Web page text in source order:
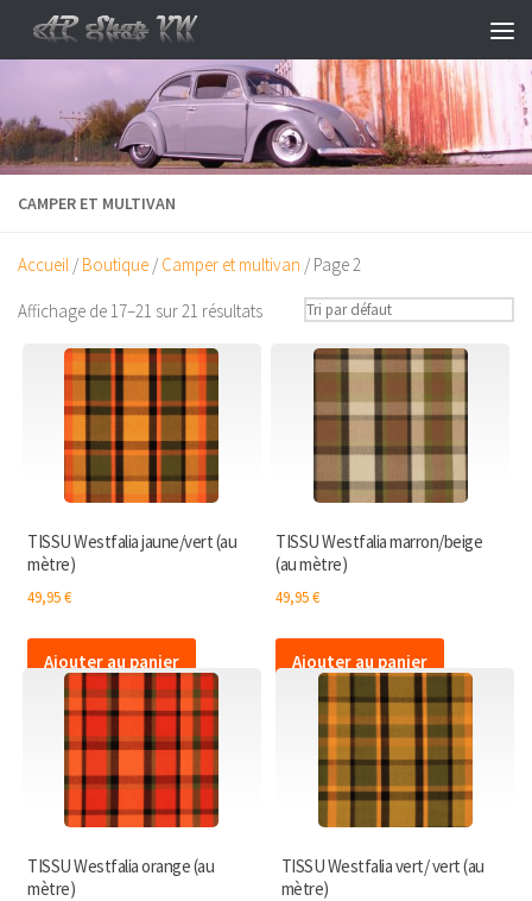
Skip to content
CAMPER ET MULTIVAN
Accueil / Boutique / Camper et multivan / Page 2
Affichage de 17–21 sur 21 résultats
TISSU Westfalia jaune/vert (au
mètre)
49,95€
Ajouter au panier
TISSU Westfalia marron/beige
(au mètre)
49,95€
Ajouter au panier
TISSU Westfalia orange (au
mètre)
TISSU Westfalia vert/ vert (au
mètre)